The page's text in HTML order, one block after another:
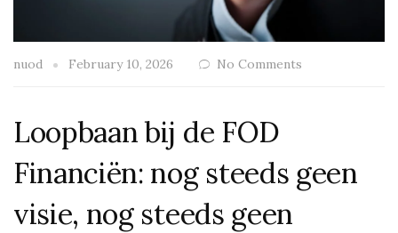
nuod February 10, 2026 No Comments
Loopbaan bij de FOD
Financiën: nog steeds geen
visie, nog steeds geen